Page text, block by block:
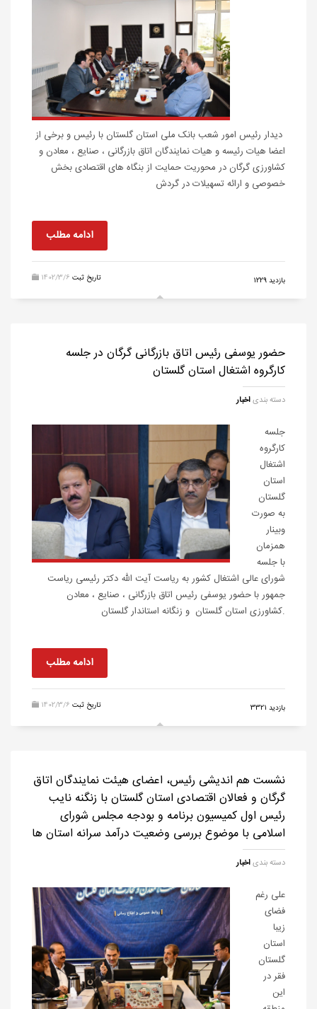
دیدار رئیس امور شعب بانک ملی استان گلستان با رئیس و برخی از
اعضا هیات رئیسه و هیات نمایندگان اتاق بازرگانی ، صنایع ، معادن و
کشاورزی گرگان در محوریت حمایت از بنگاه های اقتصادی بخش
خصوصی و ارائه تسهیلات در گردش
ادامه مطلب
1402/3/6 تاریخ ثبت بازدید 1229
حضور یوسفی رئیس اتاق بازرگانی گرگان در جلسه
کارگروه اشتغال استان گلستان
دسته بندیاخبار
جلسه
کارگروه
اشتغال
استان
گلستان
به صورت
وبینار
همزمان
با جلسه
شورای عالی اشتغال کشور به ریاست آیت الله دکتر رئیسی ریاست
جمهور با حضور یوسفی رئیس اتاق بازرگانی ، صنایع ، معادن
.کشاورزی استان گلستان و زنگانه استاندار گلستان
ادامه مطلب
1402/3/6 تاریخ ثبت بازدید 3321
نشست هم اندیشی رئیس، اعضای هیئت نمایندگان اتاق
گرگان و فعالان اقتصادی استان گلستان با زنگنه نایب
رئیس اول کمیسیون برنامه و بودجه مجلس شورای
اسلامی با موضوع بررسی وضعیت درآمد سرانه استان ها
دسته بندیاخبار
علی رغم
فضای
زیبا
استان
گلستان
فقر در
این